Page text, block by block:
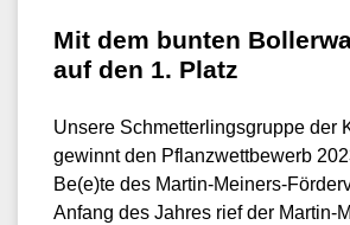
Mit dem bunten
auf den 1. Platz
Unsere Schmetterlingsgruppe der
gewinnt den Pflanzwettbewerb
Be(e)te des Martin-Meiners-
Anfang des Jahres rief der Martin-